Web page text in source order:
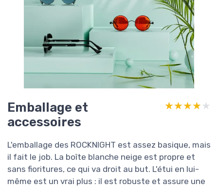
Emballage et
accessoires
★★★★★
★★★★★
L'emballage des ROCKNIGHT est assez basique, mais
il fait le job. La boîte blanche neige est propre et
sans fioritures, ce qui va droit au but. L'étui en lui-
même est un vrai plus : il est robuste et assure une